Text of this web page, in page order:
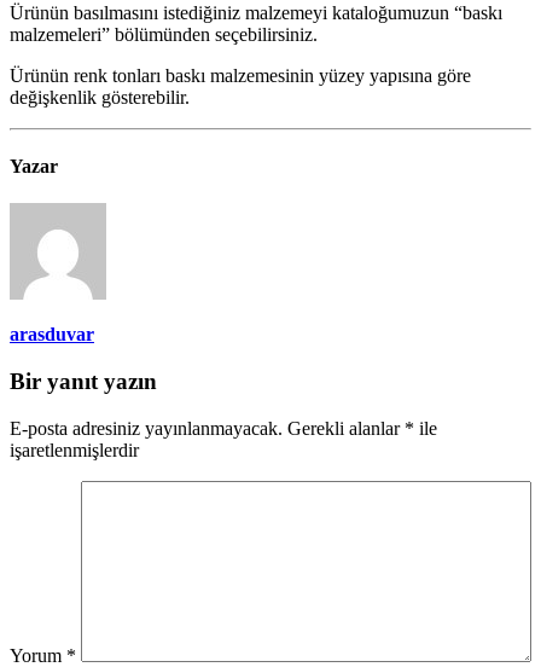
Ürünün basılmasını istediğiniz malzemeyi kataloğumuzun “baskı
malzemeleri” bölümünden seçebilirsiniz.
Ürünün renk tonları baskı malzemesinin yüzey yapısına göre
değişkenlik gösterebilir.
Yazar
arasduvar
Bir yanıt yazın
E-posta adresiniz yayınlanmayacak. Gerekli alanlar * ile
işaretlenmişlerdir
Yorum *